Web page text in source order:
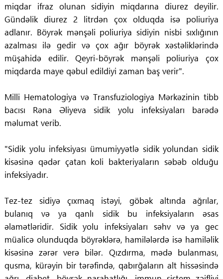
miqdar ifraz olunan sidiyin miqdarına diurez deyilir.
Gündəlik diurez 2 litrdən çox olduqda isə poliuriya
adlanır. Böyrək mənşəli poliuriya sidiyin nisbi sıxlığının
azalması ilə gedir və çox ağır böyrək xəstəliklərində
müşahidə edilir. Qeyri-böyrək mənşəli poliuriya çox
miqdarda maye qəbul edildiyi zaman baş verir".
Milli Hematologiya və Transfuziologiya Mərkəzinin tibb
bacısı Rəna Əliyeva sidik yolu infeksiyaları barədə
məlumat verib.
"Sidik yolu infeksiyası ümumiyyətlə sidik yolundan sidik
kisəsinə qədər çatan koli bakteriyaların səbəb olduğu
infeksiyadır.
Tez-tez sidiyə çıxmaq istəyi, göbək altında ağrılar,
bulanıq və ya qanlı sidik bu infeksiyaların əsas
əlamətləridir. Sidik yolu infeksiyaları səhv və ya gec
müalicə olunduqda böyrəklərə, hamilələrdə isə hamiləlik
kisəsinə zərər verə bilər. Qızdırma, mədə bulanması,
qusma, kürəyin bir tərəfində, qabırğaların alt hissəsində